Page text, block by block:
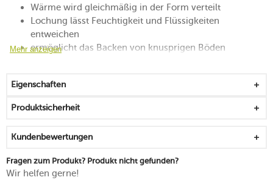
Wärme wird gleichmäßig in der Form verteilt
Lochung lässt Feuchtigkeit und Flüssigkeiten
entweichen
ermöglicht das Backen von knusprigen Böden
Brunchen
backofengeeignet bis 230 °C
Mehr anzeigen
Eigenschaften
Produktsicherheit
Kundenbewertungen
Fragen zum Produkt? Produkt nicht gefunden?
Wir helfen gerne!